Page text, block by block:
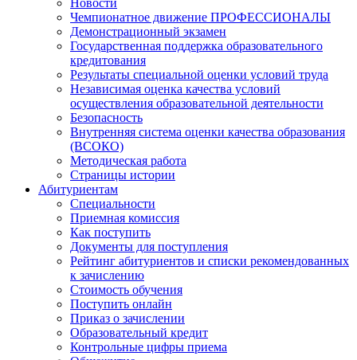
Новости
Чемпионатное движение ПРОФЕССИОНАЛЫ
Демонстрационный экзамен
Государственная поддержка образовательного
кредитования
Результаты специальной оценки условий труда
Независимая оценка качества условий
осуществления образовательной деятельности
Безопасность
Внутренняя система оценки качества образования
(ВСОКО)
Методическая работа
Страницы истории
Абитуриентам
Специальности
Приемная комиссия
Как поступить
Документы для поступления
Рейтинг абитуриентов и списки рекомендованных
к зачислению
Стоимость обучения
Поступить онлайн
Приказ о зачислении
Образовательный кредит
Контрольные цифры приема